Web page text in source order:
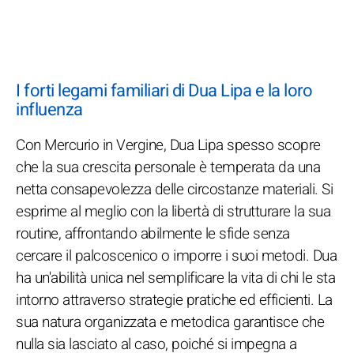
I forti legami familiari di Dua Lipa e la loro
influenza
Con Mercurio in Vergine, Dua Lipa spesso scopre
che la sua crescita personale è temperata da una
netta consapevolezza delle circostanze materiali. Si
esprime al meglio con la libertà di strutturare la sua
routine, affrontando abilmente le sfide senza
cercare il palcoscenico o imporre i suoi metodi. Dua
ha un'abilità unica nel semplificare la vita di chi le sta
intorno attraverso strategie pratiche ed efficienti. La
sua natura organizzata e metodica garantisce che
nulla sia lasciato al caso, poiché si impegna a